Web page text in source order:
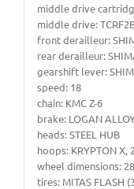
middle drive
middle drive:
front derailleur:
rear derailleur:
gearshift lever:
speed: 18
chain: KMC Z-6
brake: LOGAN
heads: STEEL HUB
hoops: KRYPTON X,
wheel dimensions:
tires: MITAS FLASH